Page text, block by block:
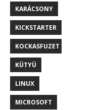
KARÁCSONY
KICKSTARTER
KOCKASFUZET
KÜTYÜ
LINUX
MICROSOFT